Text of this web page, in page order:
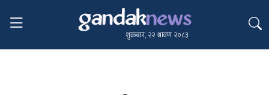
शुक्रबार, २२ श्रावण २०८३